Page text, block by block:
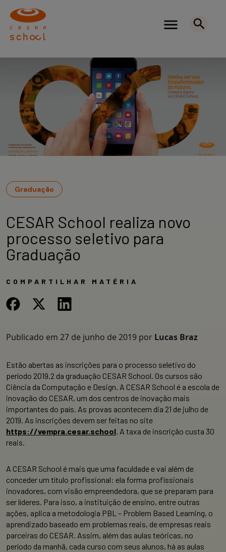
Graduação
CESAR School realiza novo
processo seletivo para
Graduação
COMPARTILHAR MATÉRIA
Publicado em 27 de junho de 2019 por Lucas Braz
Estão abertas as inscrições para o processo seletivo do
período 2019.2 da graduação CESAR School. Os cursos são
Ciência da Computação e Design. A CESAR School é a escola de
inovação do CESAR, um dos centros de inovação mais
importantes do país. As provas acontecem dia 21 de julho de
2019. As inscrições devem ser feitas no site
https://vempra.cesar.school. A taxa de inscrição custa 30
reais.
A CESAR School é mais que uma faculdade e vai além de
conceder um título profissional: ela forma profissionais
inovadores, com visão empreendedora, que se preparam para
ser líderes. Para isso, a instituição de ensino, entre outras
ações, aplica a metodologia PBL – Problem Based Learning, o
aprendizado baseado em problemas reais, de empresas reais
parceiras do CESAR. Assim, além das aulas teóricas, no
período da manhã, cada curso com seus alunos, há as aulas